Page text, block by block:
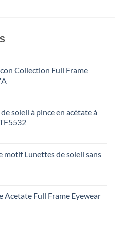
Collection Full Frame
soleil à pince en acétate à
motif Lunettes de soleil sans
Acetate Full Frame Eyewear